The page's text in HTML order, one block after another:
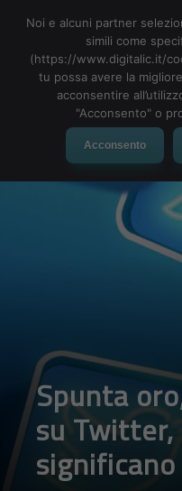
Spunta
su Twitter,
significano
Noi e alcuni partner
simili come
(https://www.digitalic.it/
tu possa avere la
acconsentire
"Acconsento" o
Acconsento